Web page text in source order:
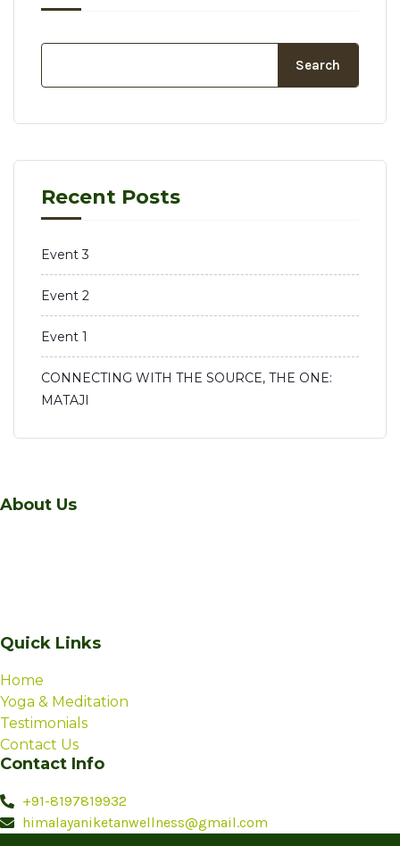
Search
Recent Posts
Event 3
Event 2
Event 1
CONNECTING WITH THE SOURCE, THE ONE:
MATAJI
About Us
Quick Links
Home
Yoga & Meditation
Testimonials
Contact Us
Contact Info
+91-8197819932
himalayaniketanwellness@gmail.com